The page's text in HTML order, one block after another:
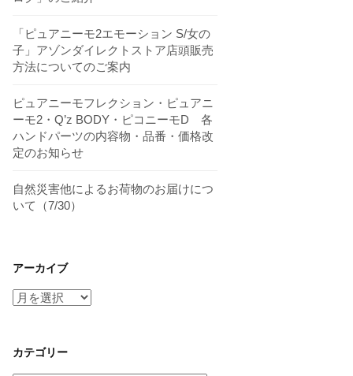
「ピュアニーモ2エモーション S/女の
子」アゾンダイレクトストア店頭販売
方法についてのご案内
ピュアニーモフレクション・ピュアニ
ーモ2・Q’z BODY・ピコニーモD 各
ハンドパーツの内容物・品番・価格改
定のお知らせ
自然災害他によるお荷物のお届けにつ
いて（7/30）
アーカイブ
ア
イ
ブ
カテゴリー